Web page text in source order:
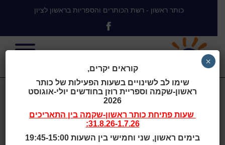
כותר ראשון - רשת הכותרים והספריות בראשון לציון
טופס ביטול מנוי והחזר פיקדון
רשת כותר ראשון
קוראים יקרים,
שימו לב לשינויים בשעות הפעילות של כותר
ראשון-שקמה וספריית רוזן בחודשים יולי-אוגוסט
2026
שעות פתיחת כותר ראשון-שקמה בין התאריכים
31.8.26-1.7.26:
בימים ראשון, שני וחמישי בין השעות 19:45-15:00
×